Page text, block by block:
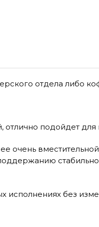
отдела либо
подойдет
очень вместительной
исполнениях без